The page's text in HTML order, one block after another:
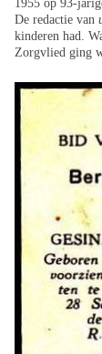
De redactie van
kinderen had.
Zorgvlied ging